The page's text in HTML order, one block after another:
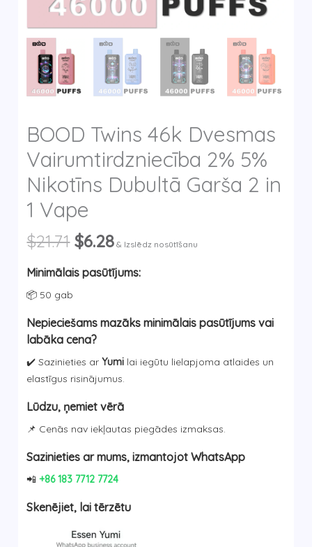
BOOD Twins 46k Dvesmas
Vairumtirdzniecība 2% 5%
Nikotīns Dubultā Garša 2 in
1 Vape
$21.71 Original
was:
$6.28Current
is:
& Izslēdz nosūtīšanu
Minimālais pasūtījums:
📦 50 gab
Nepieciešams mazāks minimālais pasūtījums vai
labāka cena?
✔️ Sazinieties arYumi lai iegūtu lielapjoma atlaides un
elastīgus risinājumus.
Lūdzu, ņemiet vērā
📌 Cenās nav iekļautas piegādes izmaksas.
Sazinieties ar mums, izmantojot WhatsApp
📲+86 183 7712 7724
Skenējiet, lai tērzētu